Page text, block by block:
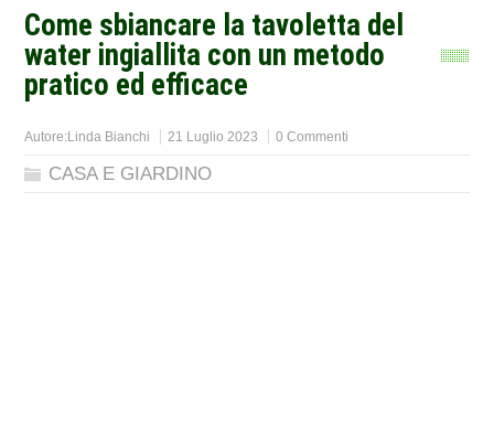
Come sbiancare la tavoletta del
water ingiallita con un metodo
pratico ed efficace
Autore:Linda Bianchi 21 Luglio 2023 0 Commenti
CASA E GIARDINO